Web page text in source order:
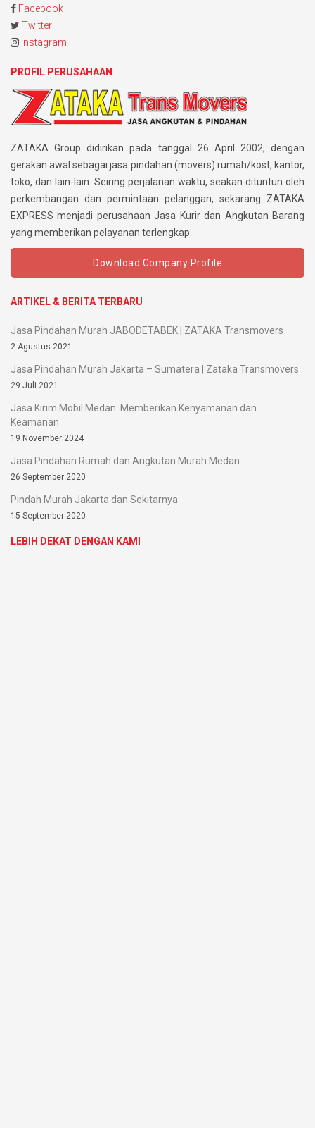
Facebook
Twitter
Instagram
PROFIL PERUSAHAAN
ZATAKA Group didirikan pada tanggal 26 April 2002, dengan
gerakan awal sebagai jasa pindahan (movers) rumah/kost, kantor,
toko, dan lain-lain. Seiring perjalanan waktu, seakan dituntun oleh
perkembangan dan permintaan pelanggan, sekarang ZATAKA
EXPRESS menjadi perusahaan Jasa Kurir dan Angkutan Barang
yang memberikan pelayanan terlengkap.
Download Company Profile
ARTIKEL & BERITA TERBARU
Jasa Pindahan Murah JABODETABEK | ZATAKA Transmovers
2 Agustus 2021
Jasa Pindahan Murah Jakarta – Sumatera | Zataka Transmovers
29 Juli 2021
Jasa Kirim Mobil Medan: Memberikan Kenyamanan dan
Keamanan
19 November 2024
Jasa Pindahan Rumah dan Angkutan Murah Medan
26 September 2020
Pindah Murah Jakarta dan Sekitarnya
15 September 2020
LEBIH DEKAT DENGAN KAMI